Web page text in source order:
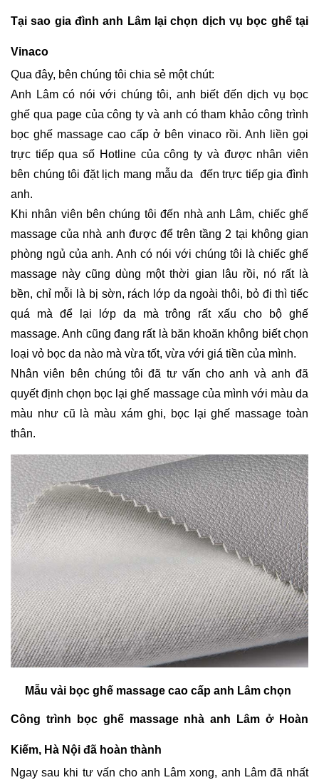
Tại sao gia đình anh Lâm lại chọn dịch vụ bọc ghế tại
Vinaco
Qua đây, bên chúng tôi chia sẻ một chút:
Anh Lâm có nói với chúng tôi, anh biết đến dịch vụ bọc
ghế qua page của công ty và anh có tham khảo công trình
bọc ghế massage cao cấp ở bên vinaco rồi. Anh liền gọi
trực tiếp qua số Hotline của công ty và được nhân viên
bên chúng tôi đặt lịch mang mẫu da  đến trực tiếp gia đình
anh.
Khi nhân viên bên chúng tôi đến nhà anh Lâm, chiếc ghế
massage của nhà anh được để trên tầng 2 tại không gian
phòng ngủ của anh. Anh có nói với chúng tôi là chiếc ghế
massage này cũng dùng một thời gian lâu rồi, nó rất là
bền, chỉ mỗi là bị sờn, rách lớp da ngoài thôi, bỏ đi thì tiếc
quá mà để lại lớp da mà trông rất xấu cho bộ ghế
massage. Anh cũng đang rất là băn khoăn không biết chọn
loại vỏ bọc da nào mà vừa tốt, vừa với giá tiền của mình.
Nhân viên bên chúng tôi đã tư vấn cho anh và anh đã
quyết định chọn bọc lại ghế massage của mình với màu da
màu như cũ là màu xám ghi, bọc lại ghế massage toàn
thân.
Mẫu vải bọc ghế massage cao cấp anh Lâm chọn
Công trình bọc ghế massage nhà anh Lâm ở Hoàn
Kiếm, Hà Nội đã hoàn thành
Ngay sau khi tư vấn cho anh Lâm xong, anh Lâm đã nhất